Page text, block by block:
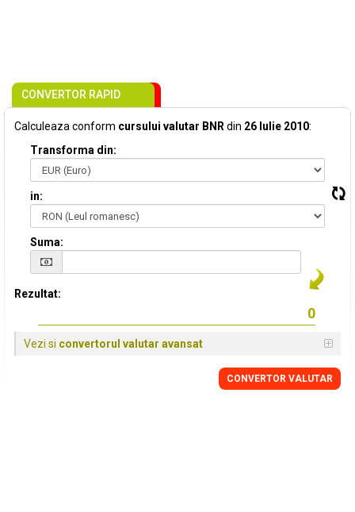
CONVERTOR RAPID
Calculeaza conform cursului valutar BNR din 26 Iulie 2010:
Transforma din:
in:
Suma:
Rezultat:
Vezi si convertorul valutar avansat
CONVERTOR VALUTAR